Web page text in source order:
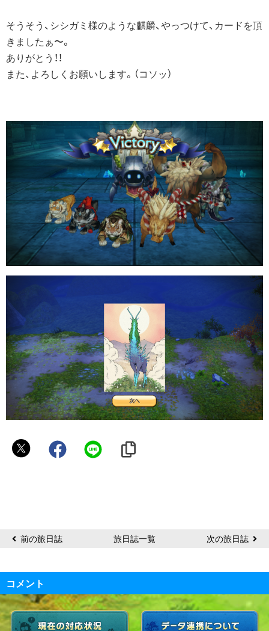
そうそう、シシガミ様のような麒麟、やっつけて、カードを頂
きましたぁ〜。
ありがとう！！
また、よろしくお願いします。（コソッ）
き
前の旅日誌 旅日誌一覧 次の旅日誌
コメント